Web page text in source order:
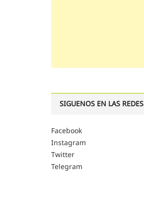
SIGUENOS EN LAS REDES
Facebook
Instagram
Twitter
Telegram